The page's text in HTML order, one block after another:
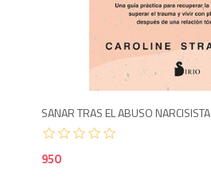
SANAR TRAS EL ABUSO NARCISISTA
950